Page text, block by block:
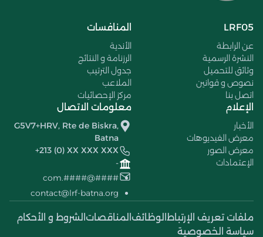
LRF05
عن الرابطة
النشرة الرسمية
وثائق للتحميل
نصوص و قوانين
اتصل بنا
المنافسات
الأندية
الرزنامة و النتائج
جدول الترتيب
الملاعب
مركز الإحصائيات
الإعلام
الأخبار
معرض الفيديوهات
معرض الصور
الإعتمادات
معلومات الاتصال
G5V7+HRV, Rte de Biskra,
Batna
+213 (0) XX XXX XXX
-
####@####.com
contact@lrf-batna.org
ملفات تعريف الإرتباط الوظائف المناقصات الشروط و الأحكام
سياسة الخصوصية